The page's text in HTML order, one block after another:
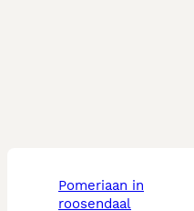
pomeriaan in
roosendaal